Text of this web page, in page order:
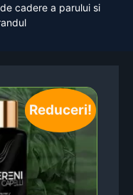
cadere a parului si
Reduceri!